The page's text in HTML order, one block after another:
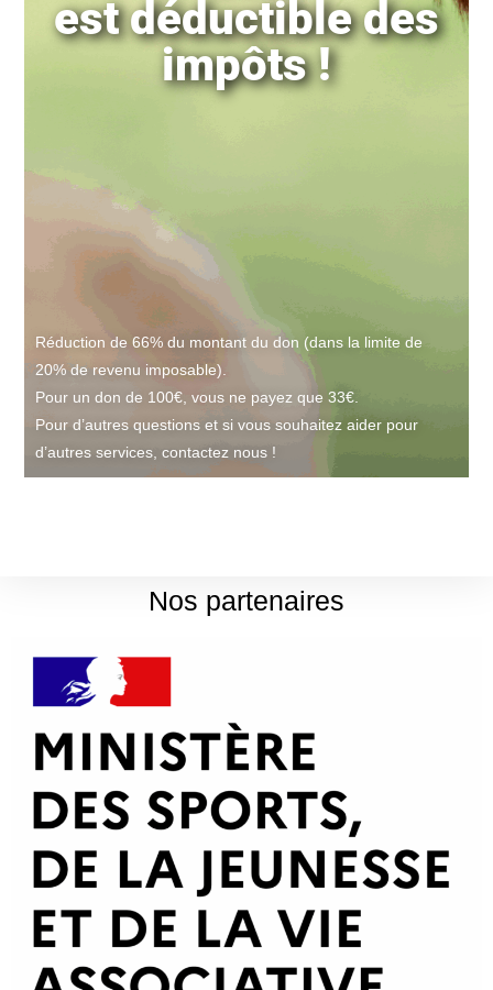
est déductible des
impôts !
Réduction de 66% du montant du don (dans la limite de
20% de revenu imposable).
Pour un don de 100€, vous ne payez que 33€.
Pour d’autres questions et si vous souhaitez aider pour
d’autres services, contactez nous !
Nos partenaires